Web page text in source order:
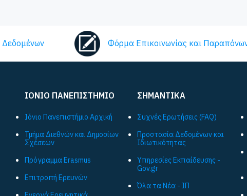
Φόρμα Επικοινωνίας και
ΙΟΝΙΟ ΠΑΝΕΠΙΣΤΗΜΙΟ
Ιόνιο Πανεπιστήμιο Αρχική
Τμήμα Διεθνών και Δημοσίων
Σχέσεων
Πρόγραμμα Εrasmus
Επιτροπή Ερευνών
ΣΗΜΑΝΤΙΚΑ
Συχνές Ερωτήσεις (FAQ)
Προστασία Δεδομένων και
Ιδιωτικότητας
Υπηρεσίες Εκπαίδευσης -
Gov.gr
Όλα τα Νέα - ΙΠ